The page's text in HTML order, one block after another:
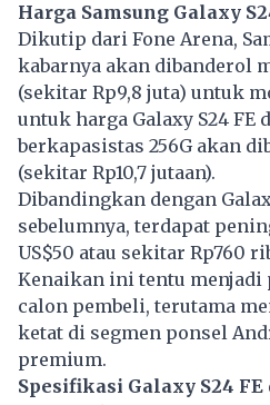
Harga Samsung Galaxy
Dikutip dari Fone Arena,
kabarnya akan dibanderol
(sekitar Rp9,8 juta) untuk
untuk harga Galaxy S24 FE
berkapasistas 256G akan
(sekitar Rp10,7 jutaan).
Dibandingkan dengan
sebelumnya, terdapat
US$50 atau sekitar Rp760
Kenaikan ini tentu menjadi
calon pembeli, terutama
ketat di segmen ponsel
premium.
Spesifikasi Galaxy S24